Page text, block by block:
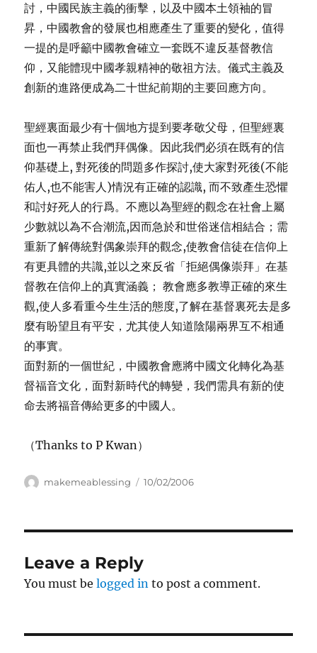
討，中國民族主義的衝擊，以及中國本土領袖的冒
昇，中國教會的發展也相應產生了重要的變化，值得
一提的是呼籲中國教會確立一套既不違反基督教信
仰，又能體現中國孝親精神的敬祖方法。儀式主義及
創新的進路便成為二十世紀前期的主要回應方向。
聖經裏面最少有十個地方提到要孝敬父母，但聖經裏
面也一再禁止我們拜偶像。因此我們必須在既有的信
仰基礎上, 對死後的問題多作探討,使大家對死後(不能
佑人,也不能害人)情況有正確的認識, 而不致產生恐懼
和討好死人的行爲。不應以為聖經的觀念在社會上屬
少數就以為不合潮流,因而急於和世俗迷信相結合；需
重新了解傳統對偶象崇拜的觀念,使教會信徒在信仰上
有更具體的共識,並以之來反省「拒絕偶像崇拜」在基
督教在信仰上的真實涵義； 教會應多教導正確的來生
觀,使人多看重今生生活的態度,了解在基督裏死去是多
麼有盼望且有平安，尤其使人知道陰陽兩界互不相通
的事實。
面對新的一個世紀，中國教會應將中國文化轉化為基
督福音文化，面對新時代的轉變，我們需具有新的使
命去將福音傳給更多的中國人。
（Thanks to P Kwan）
Author
makemeablessing
Posted
10/02/2006
Leave a Reply
You must belogged in to post a comment.